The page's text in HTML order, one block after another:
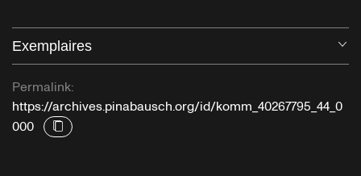
Exemplaires
Permalink:
https://archives.pinabausch.org/id/komm_40267795_44_0
000